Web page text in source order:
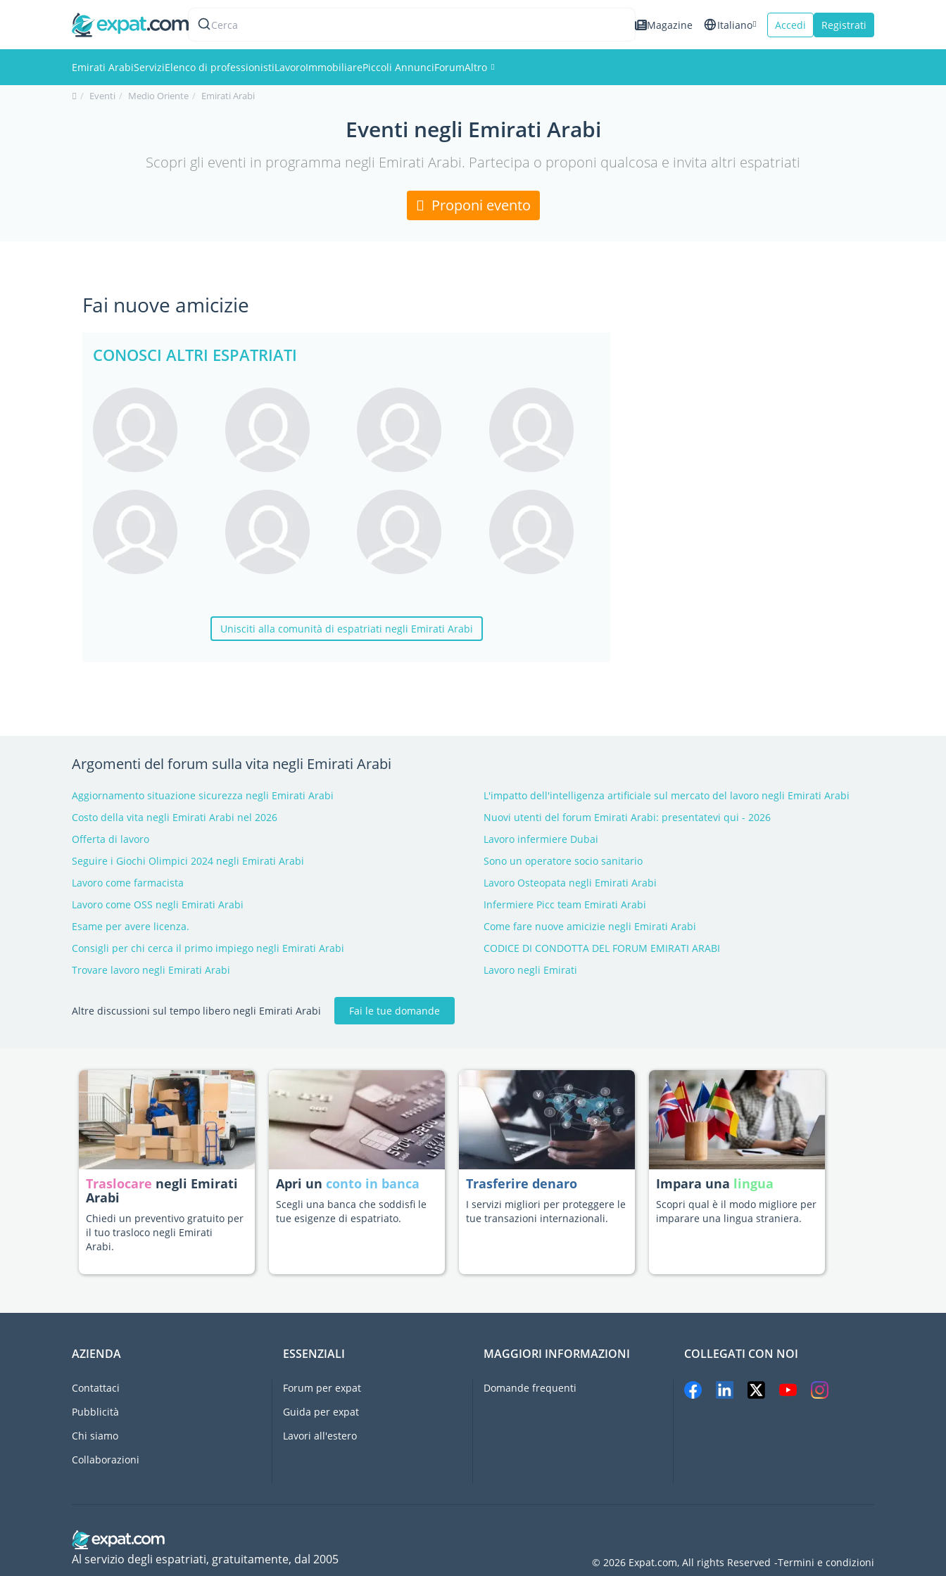
Cerca Magazine Italiano Accedi Registrati
Emirati ArabiServiziElenco di professionistiLavoroImmobiliarePiccoli AnnunciForumAltro
Eventi Medio Oriente Emirati Arabi
Eventi negli Emirati Arabi
Scopri gli eventi in programma negli Emirati Arabi. Partecipa o proponi qualcosa e invita altri espatriati
Proponi evento
Fai nuove amicizie
CONOSCI ALTRI ESPATRIATI
Unisciti alla comunità di espatriati negli Emirati Arabi
Argomenti del forum sulla vita negli Emirati Arabi
Aggiornamento situazione sicurezza negli Emirati Arabi
L'impatto dell'intelligenza artificiale sul mercato del lavoro negli Emirati Arabi
Costo della vita negli Emirati Arabi nel 2026
Nuovi utenti del forum Emirati Arabi: presentatevi qui - 2026
Offerta di lavoro
Lavoro infermiere Dubai
Seguire i Giochi Olimpici 2024 negli Emirati Arabi
Sono un operatore socio sanitario
Lavoro come farmacista
Lavoro Osteopata negli Emirati Arabi
Lavoro come OSS negli Emirati Arabi
Infermiere Picc team Emirati Arabi
Esame per avere licenza.
Come fare nuove amicizie negli Emirati Arabi
Consigli per chi cerca il primo impiego negli Emirati Arabi
CODICE DI CONDOTTA DEL FORUM EMIRATI ARABI
Trovare lavoro negli Emirati Arabi
Lavoro negli Emirati
Altre discussioni sul tempo libero negli Emirati Arabi Fai le tue domande
Traslocare negli Emirati
Arabi
Chiedi un preventivo gratuito per
il tuo trasloco negli Emirati
Arabi.
Apri un conto in banca
Scegli una banca che soddisfi le
tue esigenze di espatriato.
Trasferire denaro
I servizi migliori per proteggere le
tue transazioni internazionali.
Impara una lingua
Scopri qual è il modo migliore per
imparare una lingua straniera.
AZIENDA
Contattaci
Pubblicità
Chi siamo
Collaborazioni
ESSENZIALI
Forum per expat
Guida per expat
Lavori all'estero
MAGGIORI INFORMAZIONI
Domande frequenti
COLLEGATI CON NOI
© 2026 Expat.com, All rights Reserved Termini e condizioni
Al servizio degli espatriati, gratuitamente, dal 2005